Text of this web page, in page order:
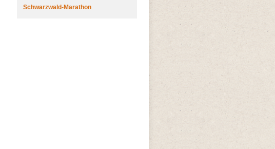
Schwarzwald-Marathon